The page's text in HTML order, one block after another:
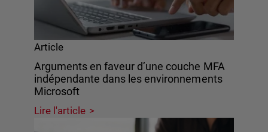
Article
Arguments en faveur d’une couche MFA
indépendante dans les environnements
Microsoft
Lire l'article